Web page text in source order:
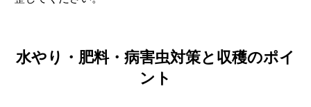
水やり・肥料・病害虫対策と収穫のポイ
ント